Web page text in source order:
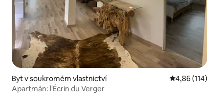
Byt v soukromém vlastnictví Průměrné
4,86 (114)
Apartmán: l'Écrin du Verger